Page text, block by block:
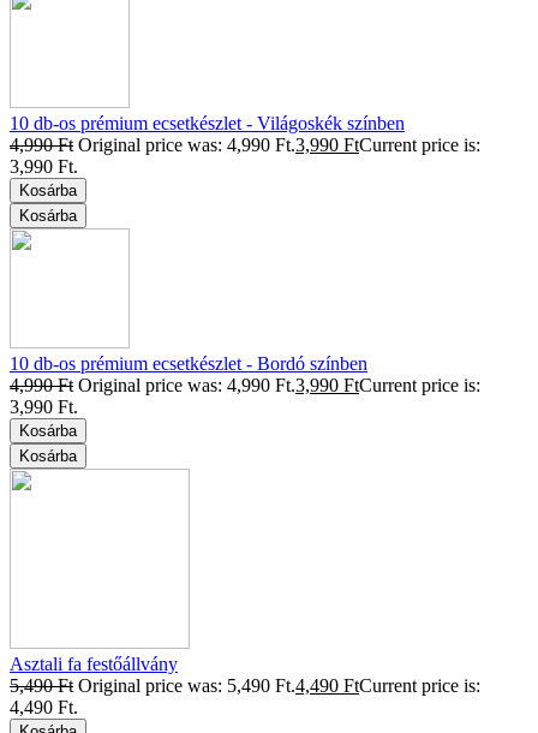
10 db-os prémium ecsetkészlet - Világoskék színben
4,990Ft Original price was: 4,990 Ft.3,990 FtCurrent price is:
3,990 Ft.
Kosárba
Kosárba
10 db-os prémium ecsetkészlet - Bordó színben
4,990Ft Original price was: 4,990 Ft.3,990 FtCurrent price is:
3,990 Ft.
Kosárba
Kosárba
Asztali fa festőállvány
5,490Ft Original price was: 5,490 Ft.4,490 FtCurrent price is:
4,490 Ft.